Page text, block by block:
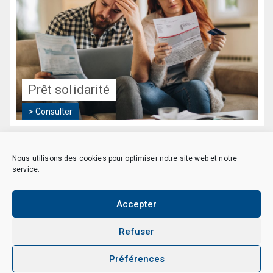
Nous utilisons des cookies pour optimiser notre site web et notre
service.
Accepter
Refuser
Préférences
Prêt solidarité
> Consulter
Prêt solidarité
> Consulter
Copyright © 2026 CAES du CNRS. Tous droits réservés.
Politique de cookies (EU)
Politique de confidentialité
Mentions Légales et Politique des données personnelles